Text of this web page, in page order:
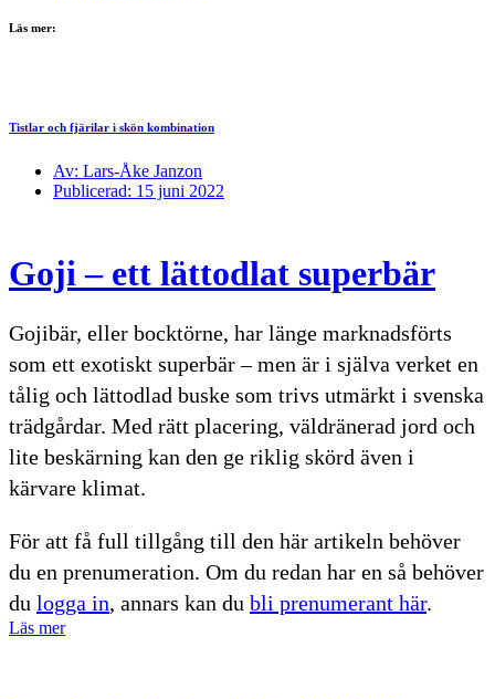
Läs mer:
Tistlar och fjärilar i skön kombination
Av: Lars-Åke Janzon
Publicerad: 15 juni 2022
Goji – ett lättodlat superbär
Gojibär, eller bocktörne, har länge marknadsförts
som ett exotiskt superbär – men är i själva verket en
tålig och lättodlad buske som trivs utmärkt i svenska
trädgårdar. Med rätt placering, väldränerad jord och
lite beskärning kan den ge riklig skörd även i
kärvare klimat.
För att få full tillgång till den här artikeln behöver
du en prenumeration. Om du redan har en så behöver
du logga in, annars kan du bli prenumerant här.
Läs mer